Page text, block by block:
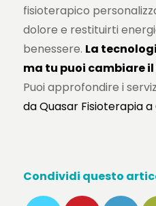
fisioterapico
dolore e restituirti
benessere. La
ma tu puoi cambiare
Puoi approfondire i
da Quasar Fisioterapia
Condividi questo